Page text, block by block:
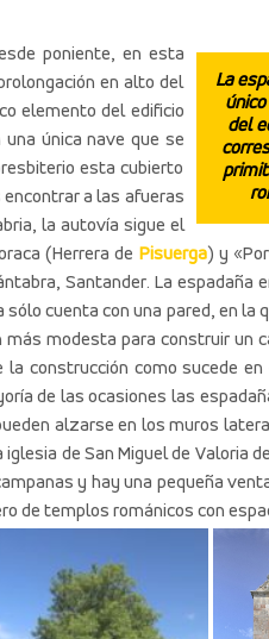
poniente,
La
del
en esta
en alto del
elemento del edificio
única nave que se
esta cubierto
encontrar a las afueras
la autovía sigue el
(Herrera de Pisuerga) y
Santander. La espadaña
cuenta con una pared, en la
modesta para construir un
construcción como sucede en
de las ocasiones las
alzarse en los muros
de San Miguel de Valoria
y hay una pequeña
de templos románicos con